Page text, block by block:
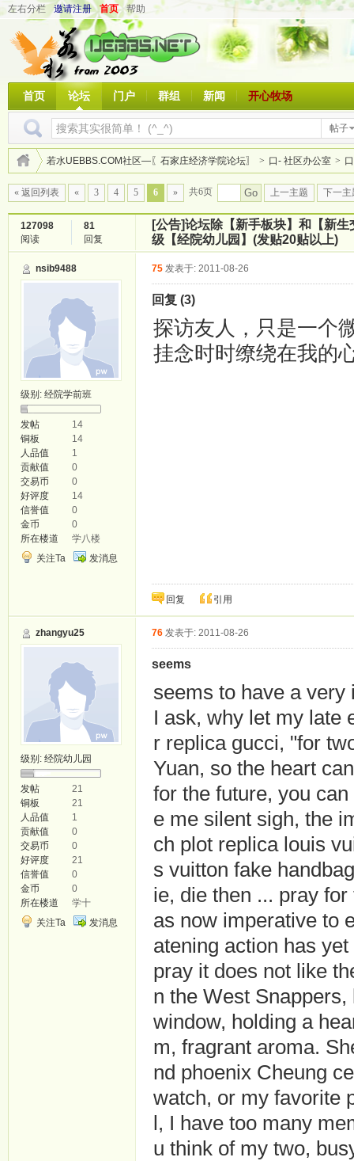
左右分栏 邀请注册 首页 帮助
首页 论坛 门户 群组 新闻 开心牧场
帖子
若水UEBBS.COM社区—〖石家庄经济学院论坛〗 > 口- 社区办公室 >
« 返回列表 « 3 4 5 6 » 共6页 Go 上一主题 下一主
127098
阅读
81
回复
[公告]论坛除【新手板块】和【新
级【经院幼儿园】(发贴20贴以上)
nsib9488
级别: 经院学前班
发帖
14
铜板
14
人品值
1
贡献值
0
交易币
0
好评度
14
信誉值
0
金币
0
所在楼道
学八楼
关注Ta
发消息
75 发表于: 2011-08-26
回复 (3)
探访友人，只是一个
挂念时时缭绕在我的
回复 引用
zhangyu25
级别: 经院幼儿园
发帖
21
铜板
21
人品值
1
贡献值
0
交易币
0
好评度
21
信誉值
0
金币
0
所在楼道
学十
关注Ta
发消息
76 发表于: 2011-08-26
seems
seems to have a
I ask, why let my late
r replica gucci, "for
Yuan, so the heart
for the future, you
e me silent sigh, the
ch plot replica louis
s vuitton fake
ie, die then ... pray
as now imperative to
atening action has yet
pray it does not like
n the West
window, holding a
m, fragrant aroma.
nd phoenix Cheung
watch, or my favorite
l, I have too many
u think of my two,